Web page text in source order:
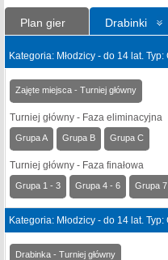
Plan gier Drabinki
Kategoria: Młodzicy - do 14 lat.
Zajęte miejsca - Turniej główny
Turniej główny - Faza eliminacyjna
Grupa A Grupa B Grupa C
Turniej główny - Faza finałowa
Grupa 1 - 3 Grupa 4 - 6 Grupa
Kategoria: Młodzicy - do 14 lat.
Drabinka - Turniej główny